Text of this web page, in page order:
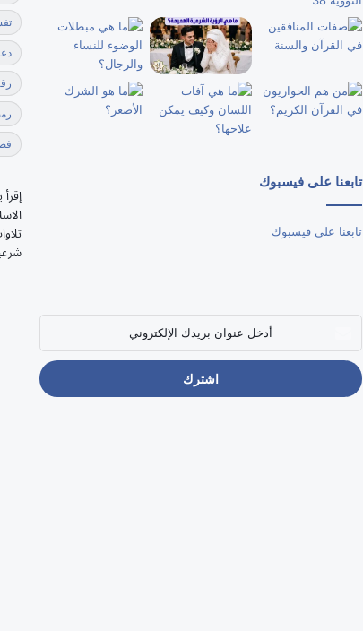
تابعنا على فيسبوك
تابعنا على فيسبوك
بريدك
الإلكتروني